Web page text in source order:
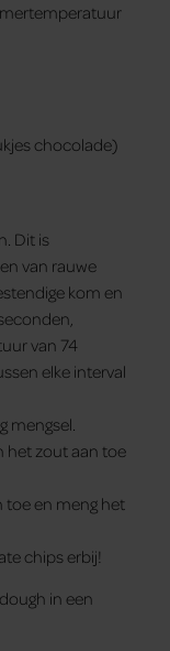
chocolade)
Dit is
van rauwe
kom en
van 74
elke interval
mengsel.
het zout aan toe
toe en meng het
chips erbij!
in een